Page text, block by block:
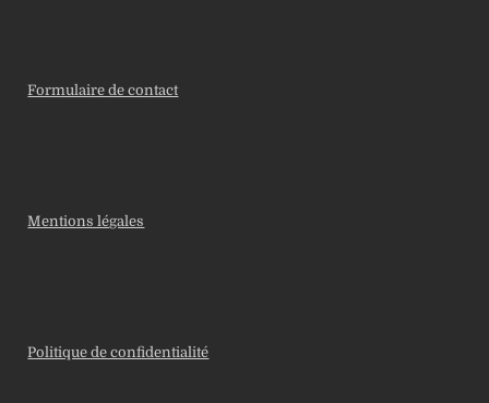
Formulaire de contact
Mentions légales
Politique de confidentialité